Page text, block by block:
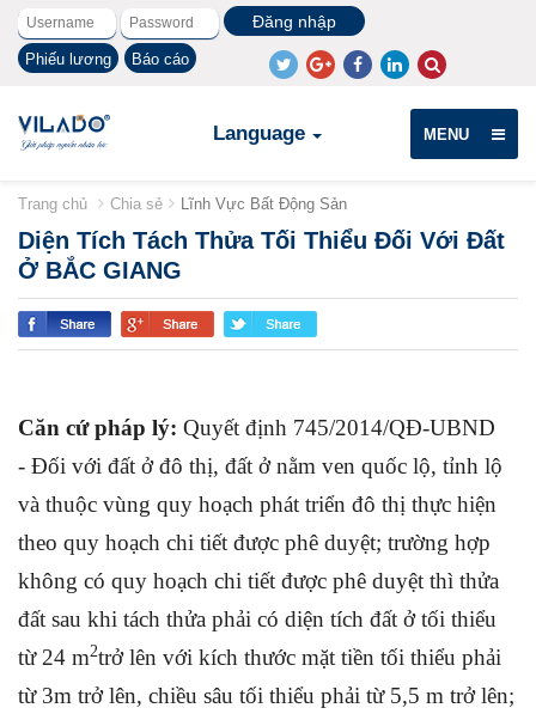
Phiếu lương Báo cáo
Language MENU
Trang chủ Chia sẻ Lĩnh Vực Bất Động Sản
Diện Tích Tách Thửa Tối Thiểu Đối Với Đất
Ở BẮC GIANG
Căn cứ pháp lý: Quyết định 745/2014/QĐ-UBND
- Đối với đất ở đô thị, đất ở nằm ven quốc lộ, tỉnh lộ
và thuộc vùng quy hoạch phát triển đô thị thực hiện
theo quy hoạch chi tiết được phê duyệt; trường hợp
không có quy hoạch chi tiết được phê duyệt thì thửa
đất sau khi tách thửa phải có diện tích đất ở tối thiểu
từ 24 m2trở lên với kích thước mặt tiền tối thiểu phải
từ 3m trở lên, chiều sâu tối thiểu phải từ 5,5 m trở lên;